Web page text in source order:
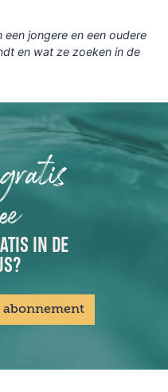
jongere en een oudere
en wat ze zoeken in de
IN DE
abonnement